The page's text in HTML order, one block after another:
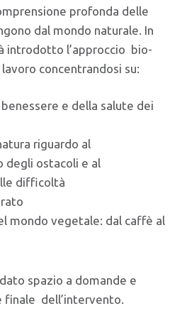
profonda delle
dal mondo naturale. In
introdotto l’approccio bio-
concentrandosi su:
e della salute dei
riguardo al
degli ostacoli e al
difficoltà
mondo vegetale: dal caffè al
spazio a domande e
finale dell’intervento.